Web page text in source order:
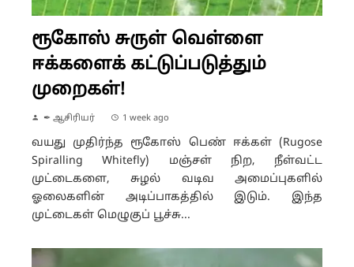
ரூகோஸ் சுருள் வெள்ளை
ஈக்களைக் கட்டுப்படுத்தும்
முறைகள்!
✒ ஆசிரியர் 1 week ago
வயது முதிர்ந்த ரூகோஸ் பெண் ஈக்கள் (Rugose
Spiralling Whitefly) மஞ்சள் நிற, நீள்வட்ட
முட்டைகளை, சுழல் வடிவ அமைப்புகளில்
ஓலைகளின் அடிப்பாகத்தில் இடும். இந்த
முட்டைகள் மெழுகுப் பூச்சு...